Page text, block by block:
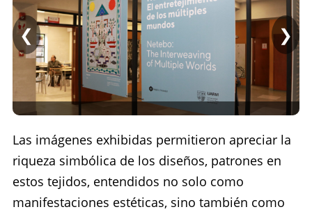
❮ ❯
Las imágenes exhibidas permitieron apreciar la
riqueza simbólica de los diseños, patrones en
estos tejidos, entendidos no solo como
manifestaciones estéticas, sino también como